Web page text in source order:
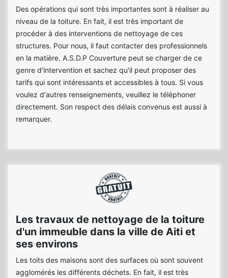
Des opérations qui sont très importantes sont à réaliser au
niveau de la toiture. En fait, il est très important de
procéder à des interventions de nettoyage de ces
structures. Pour nous, il faut contacter des professionnels
en la matière. A.S.D.P Couverture peut se charger de ce
genre d'intervention et sachez qu'il peut proposer des
tarifs qui sont intéressants et accessibles à tous. Si vous
voulez d'autres renseignements, veuillez le téléphoner
directement. Son respect des délais convenus est aussi à
remarquer.
Les travaux de nettoyage de la toiture
d'un immeuble dans la ville de Aiti et
ses environs
Les toits des maisons sont des surfaces où sont souvent
agglomérés les différents déchets. En fait, il est très